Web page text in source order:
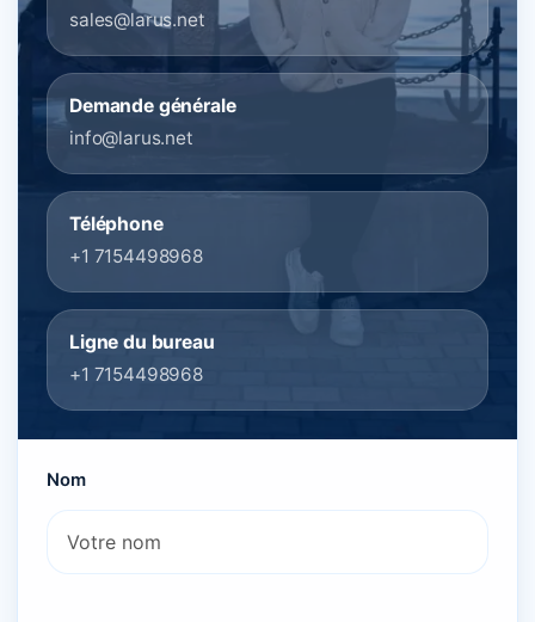
sales@larus.net
Demande générale
info@larus.net
Téléphone
+1 7154498968
Ligne du bureau
+1 7154498968
Nom